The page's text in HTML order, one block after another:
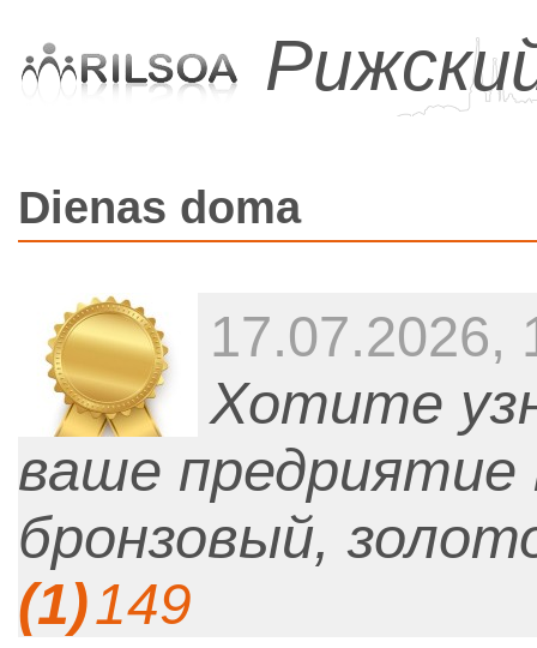
Dienas doma
17.07.2026,
Хотите
ваше
бронзовый,
(1)149